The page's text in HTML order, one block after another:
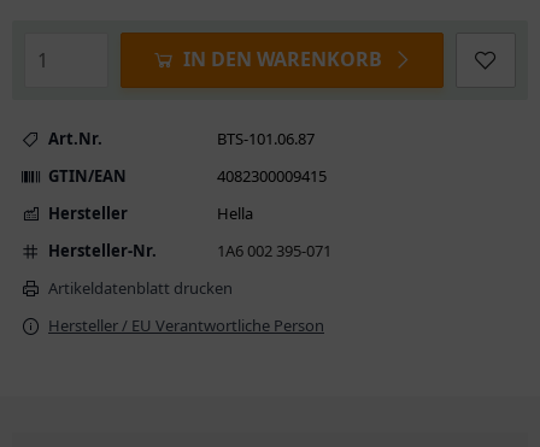
IN DEN WARENKORB
Art.Nr.
BTS-101.06.87
GTIN/EAN
4082300009415
Hersteller
Hella
Hersteller-Nr.
1A6 002 395-071
Artikeldatenblatt drucken
Hersteller / EU Verantwortliche Person